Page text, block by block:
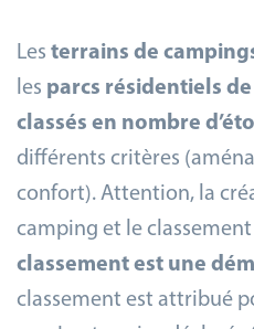
Les terrains de
les parcs résidentiels
classés en nombre
différents critères
confort). Attention, la
camping et le
classement est une
classement est attribué